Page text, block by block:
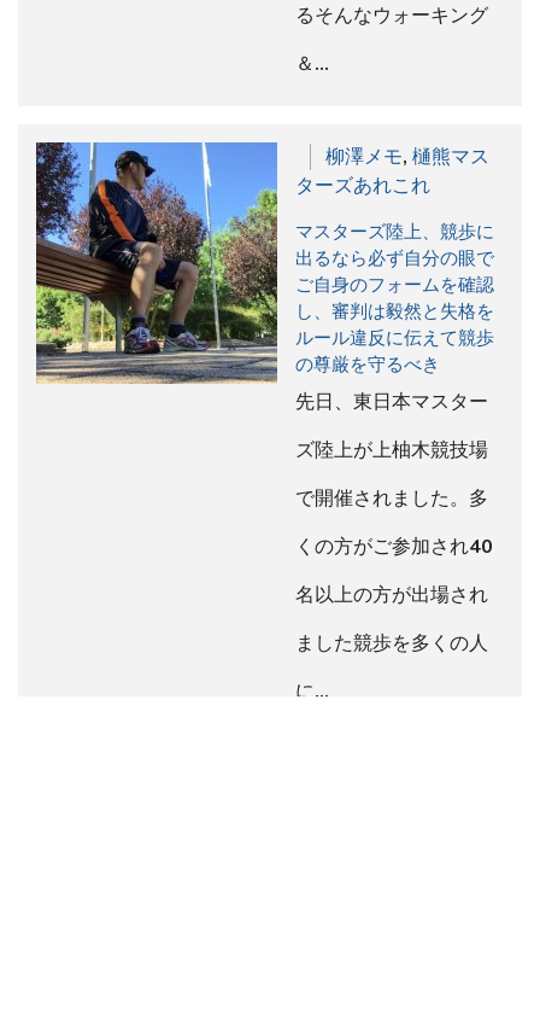
るそんなウォーキング
＆…
柳澤メモ, 樋熊マス
ターズあれこれ
マスターズ陸上、競歩に
出るなら必ず自分の眼で
ご自身のフォームを確認
し、審判は毅然と失格を
ルール違反に伝えて競歩
の尊厳を守るべき
先日、東日本マスター
ズ陸上が上柚木競技場
で開催されました。多
くの方がご参加され40
名以上の方が出場され
ました競歩を多くの人
に…